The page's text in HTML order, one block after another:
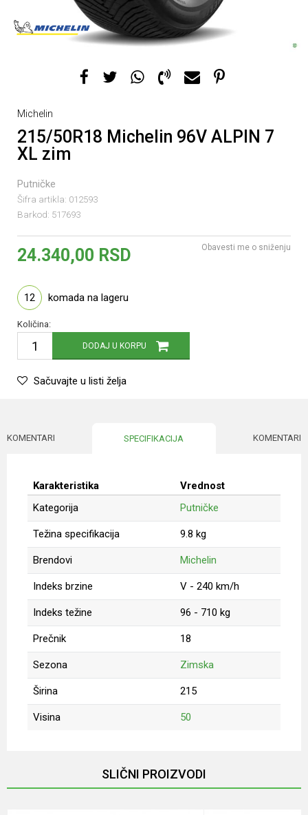
Michelin
215/50R18 Michelin 96V ALPIN 7
XL zim
Putničke
Šifra artikla: 012593
Barkod: 517693
24.340,00 RSD Obavesti me o sniženju
12 komada na lageru
Količina:
DODAJ U KORPU
Sačuvajte u listi želja
KOMENTARI SPECIFIKACIJA KOMENTARI
Karakteristika
Vrednost
Kategorija
Putničke
Težina specifikacija 9.8 kg
Brendovi Michelin
Indeks brzine V - 240 km/h
Indeks težine 96 - 710 kg
Prečnik 18
Sezona Zimska
Širina 215
Visina 50
SLIČNI PROIZVODI